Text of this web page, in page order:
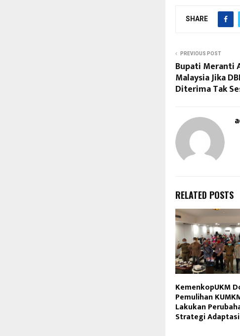
SHARE
PREVIOUS POST
Bupati Meranti
Malaysia Jika
Diterima Tak
RELATED POSTS
KemenkopUKM
Pemulihan
Lakukan
Strategi Adaptasi